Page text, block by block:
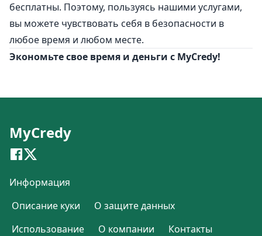
бесплатны. Поэтому, пользуясь нашими услугами,
вы можете чувствовать себя в безопасности в
любое время и любом месте.
Экономьте свое время и деньги с MyCredy!
MyCredy
Информация
Описание куки
О защите данных
Использование
О компании
Контакты